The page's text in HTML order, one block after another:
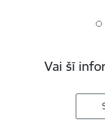
Vai šī